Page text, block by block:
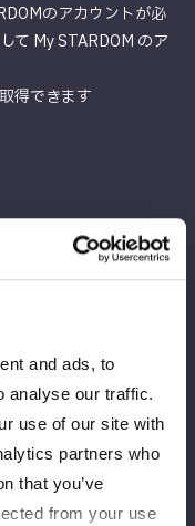
and ads, to
analyse our traffic.
use of our site with
partners who
that you’ve
from your use
のアカウントが必
て My STARDOM のア
得できます